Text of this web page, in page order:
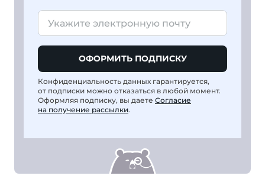
ОФОРМИТЬ ПОДПИСКУ
Конфиденциальность данных гарантируется,
от подписки можно отказаться в любой момент.
Оформляя подписку, вы даете Согласие
на получение рассылки.